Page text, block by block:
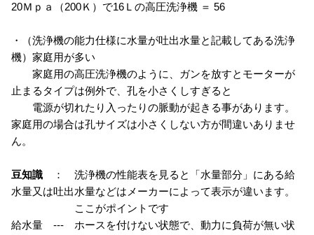
20Ｍｐａ（200Ｋ）で16Ｌの高圧洗浄機 ＝ 56
・（洗浄機の能力仕様に水量が吐出水量と記載してある洗浄
機）家庭用が多い
家庭用の高圧洗浄機のように、ガンを放すとモーターが
止まるタイプは例外で、孔を小さくしすぎると
電源が切れたり入ったりの脈動が起きる事があります。
家庭用の場合は孔サイズは小さくしない方が間違いありませ
ん。
豆知識 ： 洗浄機の性能表を見ると「水量部分」にある給
水量又は吐出水量などはメーカーによって表示が違います。
ここがポイントです
給水量 --- ホースを付けない状態で、動力に負荷が無い状